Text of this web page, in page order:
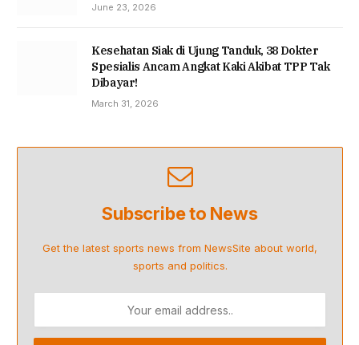
June 23, 2026
Kesehatan Siak di Ujung Tanduk, 38 Dokter
Spesialis Ancam Angkat Kaki Akibat TPP Tak
Dibayar!
March 31, 2026
Subscribe to News
Get the latest sports news from NewsSite about world,
sports and politics.